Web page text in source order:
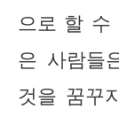
으로 할 수
은 사람들
것을 꿈꾸